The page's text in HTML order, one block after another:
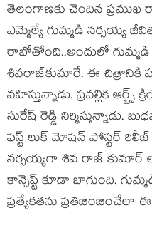
తెలంగాణ‌కు చెందిన
ఎమ్మెల్యే గుమ్మడి నర్సయ్య
రాబోతోంది..అందులో
శివరాజ్‌కుమారే. ఈ చిత్రానికి
వహిస్తున్నాడు. ప్రవల్లిక
సురేష్ రెడ్డి నిర్మిస్తున్నాడు.
ఫస్ట్ లుక్ మోషన్ పోస్టర్
నర్సయ్యగా శివ రాజ్ కుమార్
కాన్సెప్ట్ కూడా బాగుంది.
ప్ర‌త్యేక‌త‌ను